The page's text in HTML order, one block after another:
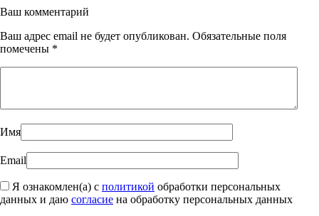
Ваш комментарий
Ваш адрес email не будет опубликован. Обязательные поля
помечены *
Имя
Email
Я ознакомлен(а) с политикой обработки персональных
данных и даю согласие на обработку персональных данных